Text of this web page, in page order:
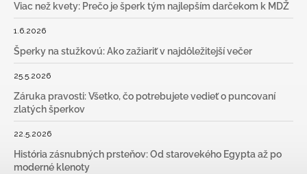
Viac než kvety: Prečo je šperk tým najlepším darčekom k MDŽ
1.6.2026
Šperky na stužkovú: Ako zažiariť v najdôležitejší večer
25.5.2026
Záruka pravosti: Všetko, čo potrebujete vedieť o puncovaní
zlatých šperkov
22.5.2026
História zásnubných prsteňov: Od starovekého Egypta až po
moderné klenoty